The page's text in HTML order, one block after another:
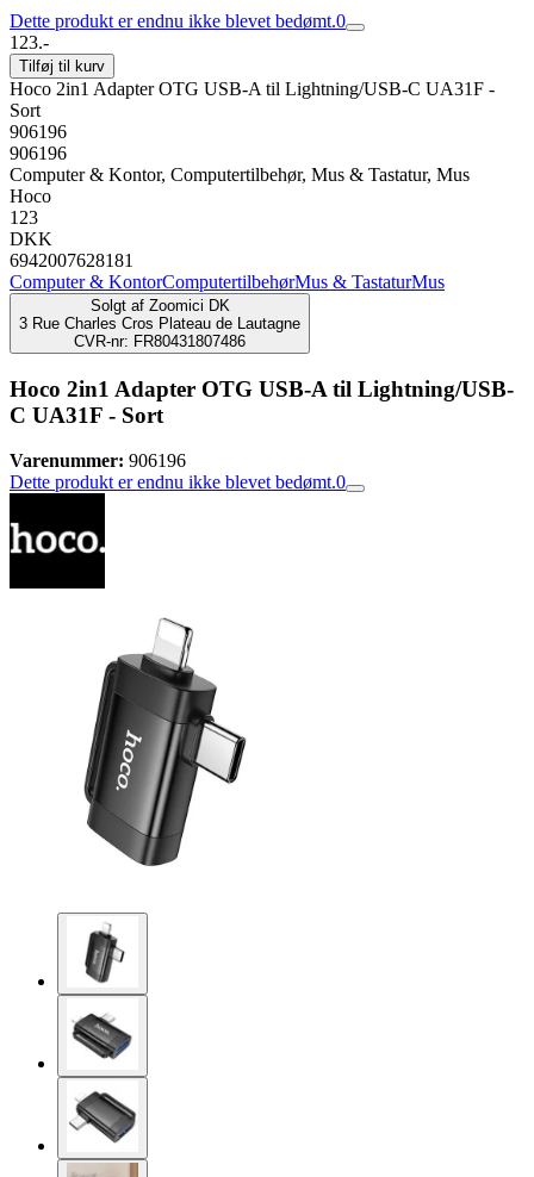
Dette produkt er endnu ikke blevet bedømt.0
123.-
Tilføj til kurv
Hoco 2in1 Adapter OTG USB-A til Lightning/USB-C UA31F -
Sort
906196
906196
Computer & Kontor, Computertilbehør, Mus & Tastatur, Mus
Hoco
123
DKK
6942007628181
Computer & KontorComputertilbehørMus & TastaturMus
Solgt af Zoomici DK
3 Rue Charles Cros Plateau de Lautagne
CVR-nr: FR80431807486
Hoco 2in1 Adapter OTG USB-A til Lightning/USB-
C UA31F - Sort
Varenummer: 906196
Dette produkt er endnu ikke blevet bedømt.0